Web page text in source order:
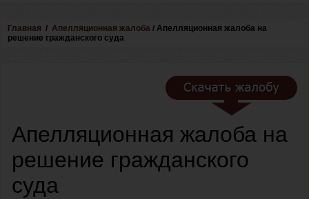
Главная / Апелляционная жалоба / Апелляционная жалоба на
решение гражданского суда
Апелляционная жалоба на
решение гражданского
суда